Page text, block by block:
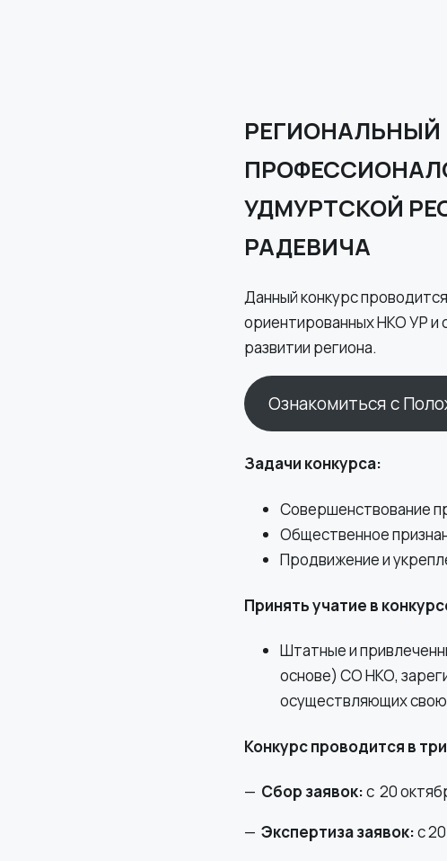
УДМУРТСКОЙ
РАДЕВИЧА
Данный конкурс
ориентированных НКО УР и
развитии региона.
Ознакомиться с
Задачи конкурса:
Совершенствование
Общественное
Продвижение и
Принять учатие в
Штатные и
основе) СО НКО,
осуществляющих свою
Конкурс проводится в
— Сбор заявок:с 20
— Экспертиза заявок:с